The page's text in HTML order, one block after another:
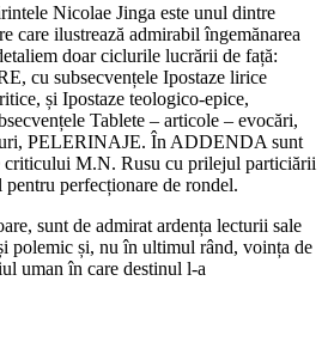
Nicolae Jinga este unul dintre
care ilustrează admirabil îngemănarea
doar ciclurile lucrării de față:
cu subsecvențele Ipostaze lirice
și Ipostaze teologico-epice,
Tablete – articole – evocări,
PELERINAJE. În ADDENDA sunt
criticului M.N. Rusu cu prilejul particiării
perfecționare de rondel.
sunt de admirat ardența lecturii sale
polemic și, nu în ultimul rând, voința de
uman în care destinul l-a